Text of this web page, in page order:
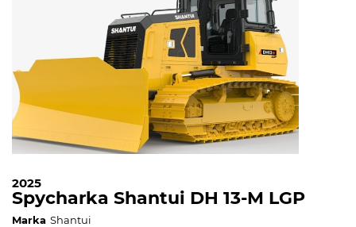
2025
Spycharka Shantui DH 13-M LGP
Marka Shantui